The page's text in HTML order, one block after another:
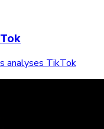
analyses TikTok